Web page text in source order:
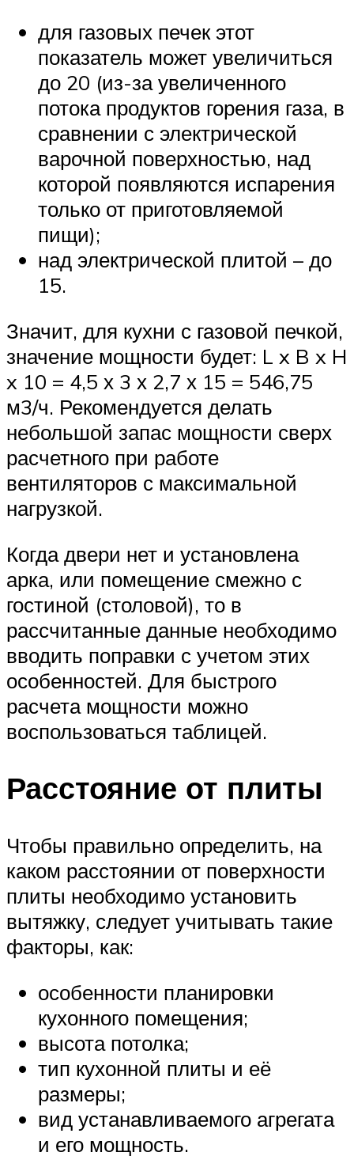
для газовых печек этот
показатель может увеличиться
до 20 (из-за увеличенного
потока продуктов горения газа, в
сравнении с электрической
варочной поверхностью, над
которой появляются испарения
только от приготовляемой
пищи);
над электрической плитой – до
15.
Значит, для кухни с газовой печкой,
значение мощности будет: L x B x H
x 10 = 4,5 х 3 х 2,7 х 15 = 546,75
м3/ч. Рекомендуется делать
небольшой запас мощности сверх
расчетного при работе
вентиляторов с максимальной
нагрузкой.
Когда двери нет и установлена
арка, или помещение смежно с
гостиной (столовой), то в
рассчитанные данные необходимо
вводить поправки с учетом этих
особенностей. Для быстрого
расчета мощности можно
воспользоваться таблицей.
Расстояние от плиты
Чтобы правильно определить, на
каком расстоянии от поверхности
плиты необходимо установить
вытяжку, следует учитывать такие
факторы, как:
особенности планировки
кухонного помещения;
высота потолка;
тип кухонной плиты и её
размеры;
вид устанавливаемого агрегата
и его мощность.